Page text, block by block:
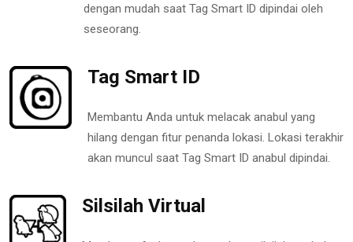
dengan mudah saat Tag Smart ID dipindai oleh
seseorang.
Tag Smart ID
Membantu Anda untuk melacak anabul yang
hilang dengan fitur penanda lokasi. Lokasi terakhir
akan muncul saat Tag Smart ID anabul dipindai.
Silsilah Virtual